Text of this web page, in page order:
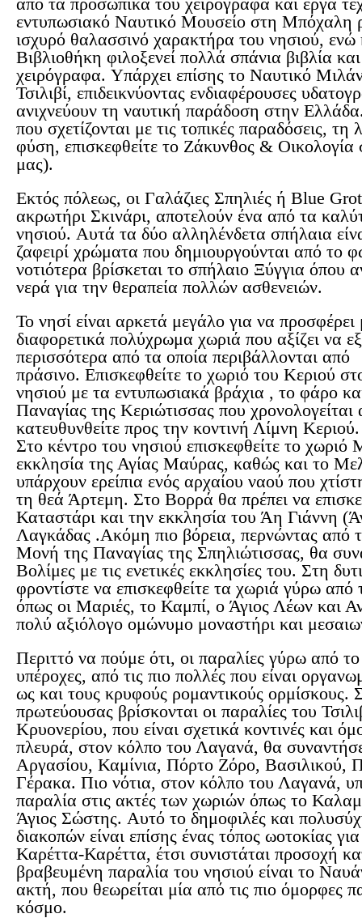
εντυπωσιακό Ναυτικό Μουσείο στη Μπόχαλη
ισχυρό θαλασσινό χαρακτήρα του νησιού,
Βιβλιοθήκη φιλοξενεί πολλά σπάνια βιβλία και
χειρόγραφα. Υπάρχει επίσης το Ναυτικό
Τσιλιβί, επιδεικνύοντας ενδιαφέρουσες
ανιχνεύουν τη ναυτική παράδοση στην
που σχετίζονται με τις τοπικές παραδόσεις,
φύση, επισκεφθείτε το Ζάκυνθος & Οικολογία
μας).
Εκτός πόλεως, οι Γαλάζιες Σπηλιές ή Blue
ακρωτήρι Σκινάρι, αποτελούν ένα από τα
νησιού. Αυτά τα δύο αλληλένδετα σπήλαια
ζαφειρί χρώματα που δημιουργούνται από το
νοτιότερα βρίσκεται το σπήλαιο Ξύγγια όπου
νερά για την θεραπεία πολλών ασθενειών.
Το νησί είναι αρκετά μεγάλο για να προσφέρει
διαφορετικά πολύχρωμα χωριά που αξίζει να
περισσότερα από τα οποία περιβάλλονται από
πράσινο. Επισκεφθείτε το χωριό του Κεριού
νησιού με τα εντυπωσιακά βράχια , το φάρο
Παναγίας της Κεριώτισσας που
κατευθυνθείτε προς την κοντινή Λίμνη Κεριού.
Στο κέντρο του νησιού επισκεφθείτε το χωριό
εκκλησία της Αγίας Μαύρας, καθώς και το
υπάρχουν ερείπια ενός αρχαίου ναού που
τη θεά Άρτεμη. Στο Βορρά θα πρέπει να
Καταστάρι και την εκκλησία του Άη Γιάννη
Λαγκάδας .Ακόμη πιο βόρεια, περνώντας από
Μονή της Παναγίας της Σπηλιώτισσας, θα
Βολίμες με τις ενετικές εκκλησίες του. Στη
φροντίστε να επισκεφθείτε τα χωριά γύρω
όπως οι Μαριές, το Καμπί, ο Άγιος Λέων και
πολύ αξιόλογο ομώνυμο μοναστήρι και
Περιττό να πούμε ότι, οι παραλίες γύρω από το
υπέροχες, από τις πιο πολλές που είναι
ως και τους κρυφούς ρομαντικούς ορμίσκους.
πρωτεύουσας βρίσκονται οι παραλίες του
Κρυονερίου, που είναι σχετικά κοντινές και
πλευρά, στον κόλπο του Λαγανά, θα
Αργασίου, Καμίνια, Πόρτο Ζόρο, Βασιλικού,
Γέρακα. Πιο νότια, στον κόλπο του Λαγανά,
παραλία στις ακτές των χωριών όπως το
Άγιος Σώστης. Αυτό το δημοφιλές και
διακοπών είναι επίσης ένας τόπος ωοτοκίας
Καρέττα-Καρέττα, έτσι συνιστάται προσοχή
βραβευμένη παραλία του νησιού είναι το
ακτή, που θεωρείται μία από τις πιο όμορφες
κόσμο.